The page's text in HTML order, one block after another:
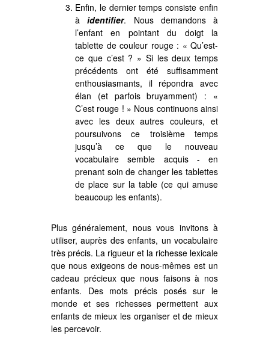
Enfin, le dernier temps consiste enfin
àidentifier. Nous demandons à
l’enfant en pointant du doigt la
tablette de couleur rouge : « Qu’est-
ce que c’est ? » Si les deux temps
précédents ont été suffisamment
enthousiasmants, il répondra avec
élan (et parfois bruyamment) : «
C’est rouge ! » Nous continuons ainsi
avec les deux autres couleurs, et
poursuivons ce troisième temps
jusqu’à ce que le nouveau
vocabulaire semble acquis - en
prenant soin de changer les tablettes
de place sur la table (ce qui amuse
beaucoup les enfants).
Plus généralement, nous vous invitons à
utiliser, auprès des enfants, un vocabulaire
très précis. La rigueur et la richesse lexicale
que nous exigeons de nous-mêmes est un
cadeau précieux que nous faisons à nos
enfants. Des mots précis posés sur le
monde et ses richesses permettent aux
enfants de mieux les organiser et de mieux
les percevoir.